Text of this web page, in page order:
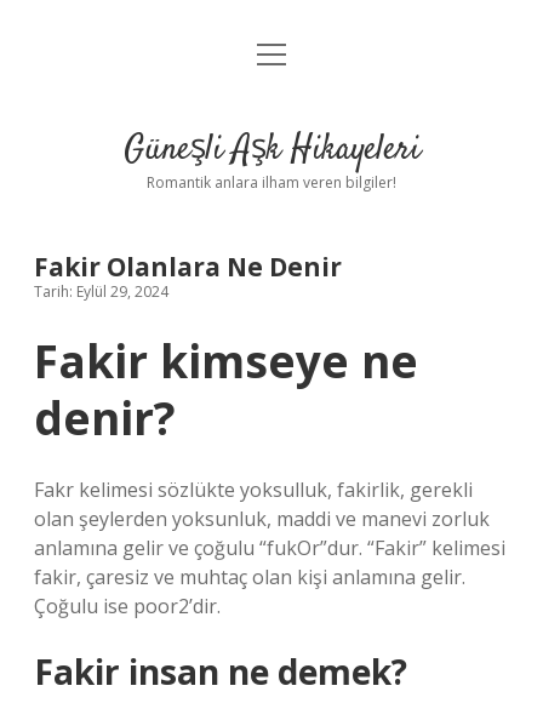
Anasayfa
Yasal Uyarı
menüyü
Güneşli Aşk Hikayeleri
Romantik anlara ilham veren bilgiler!
Fakir Olanlara Ne Denir
Tarih: Eylül 29, 2024
Fakir kimseye ne
denir?
Fakr kelimesi sözlükte yoksulluk, fakirlik, gerekli
olan şeylerden yoksunluk, maddi ve manevi zorluk
anlamına gelir ve çoğulu “fukOr”dur. “Fakir” kelimesi
fakir, çaresiz ve muhtaç olan kişi anlamına gelir.
Çoğulu ise poor2’dir.
Fakir insan ne demek?